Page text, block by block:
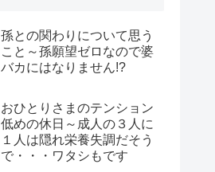
孫との関わりについて思う
こと～孫願望ゼロなので婆
バカにはなりません!?
おひとりさまのテンション
低めの休日～成人の３人に
１人は隠れ栄養失調だそう
で・・・ワタシもです